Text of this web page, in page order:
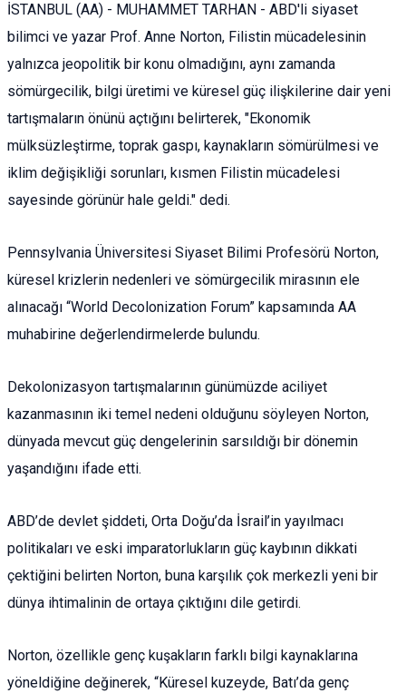
İSTANBUL (AA) - MUHAMMET TARHAN - ABD'li siyaset
bilimci ve yazar Prof. Anne Norton, Filistin mücadelesinin
yalnızca jeopolitik bir konu olmadığını, aynı zamanda
sömürgecilik, bilgi üretimi ve küresel güç ilişkilerine dair yeni
tartışmaların önünü açtığını belirterek, "Ekonomik
mülksüzleştirme, toprak gaspı, kaynakların sömürülmesi ve
iklim değişikliği sorunları, kısmen Filistin mücadelesi
sayesinde görünür hale geldi." dedi.
Pennsylvania Üniversitesi Siyaset Bilimi Profesörü Norton,
küresel krizlerin nedenleri ve sömürgecilik mirasının ele
alınacağı “World Decolonization Forum” kapsamında AA
muhabirine değerlendirmelerde bulundu.
Dekolonizasyon tartışmalarının günümüzde aciliyet
kazanmasının iki temel nedeni olduğunu söyleyen Norton,
dünyada mevcut güç dengelerinin sarsıldığı bir dönemin
yaşandığını ifade etti.
ABD’de devlet şiddeti, Orta Doğu’da İsrail’in yayılmacı
politikaları ve eski imparatorlukların güç kaybının dikkati
çektiğini belirten Norton, buna karşılık çok merkezli yeni bir
dünya ihtimalinin de ortaya çıktığını dile getirdi.
Norton, özellikle genç kuşakların farklı bilgi kaynaklarına
yöneldiğine değinerek, “Küresel kuzeyde, Batı’da genç